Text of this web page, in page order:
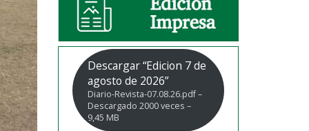
Descargar “Edicion 7 de
agosto de 2026”
Diario-Revista-07.08.26.pdf –
Descargado 2000 veces –
9,45 MB